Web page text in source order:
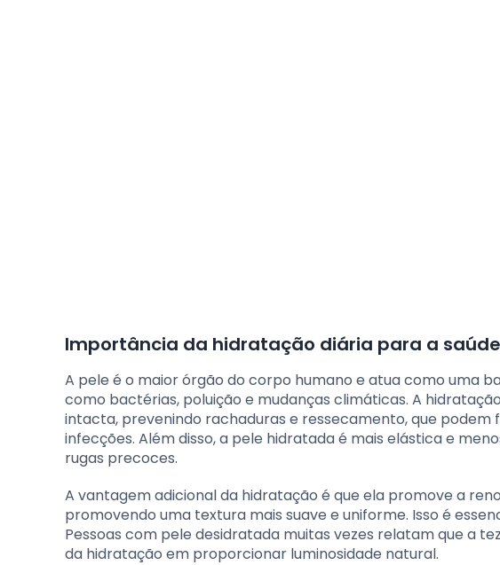
Importância da hidratação diária para a
A pele é o maior órgão do corpo humano e atua como uma
como bactérias, poluição e mudanças climáticas. A
intacta, prevenindo rachaduras e ressecamento, que
infecções. Além disso, a pele hidratada é mais elástica e
rugas precoces.
A vantagem adicional da hidratação é que ela promove a
promovendo uma textura mais suave e uniforme. Isso é
Pessoas com pele desidratada muitas vezes relatam que a
da hidratação em proporcionar luminosidade natural.